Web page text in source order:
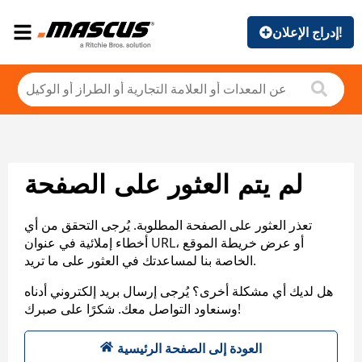
إدراج الإعلان!
لم يتم العثور على الصفحة
تعذر العثور على الصفحة المطلوبة. يُرجى التحقق من أي
أخطاء إملائية في عنوان URL، أو عرض خريطة الموقع
الخاصة بنا لمساعدتك في العثور على ما تريد.
هل لديك أي مشكلة أخرى؟ يُرجى إرسال بريد إلكتروني أدناه
وسنعاود التواصل معك. شكرًا على صبرك!
العودة إلى الصفحة الرئيسية